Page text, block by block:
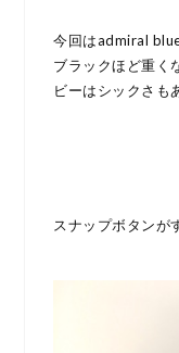
今回はadmiral
ブラックほど重く
ビーはシックさも
スナップボタンが